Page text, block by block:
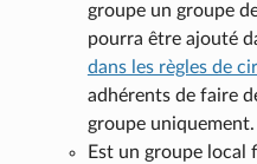
groupe un groupe
pourra être ajouté
dans les règles de
adhérents de faire
groupe uniquement.
Est un groupe local